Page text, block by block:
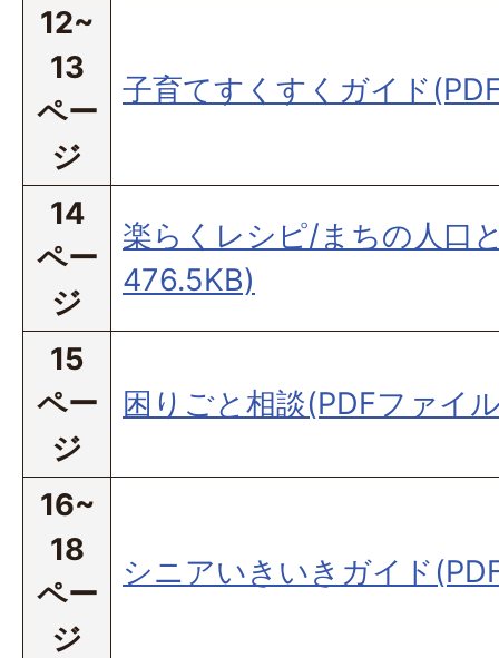
12~
13
ペー
ジ
子育てすくすくガイド
14
ペー
ジ
楽らくレシピ/まちの人口
476.5KB)
15
ペー
ジ
困りごと相談(PDFファイ
16~
18
ペー
ジ
シニアいきいきガイド